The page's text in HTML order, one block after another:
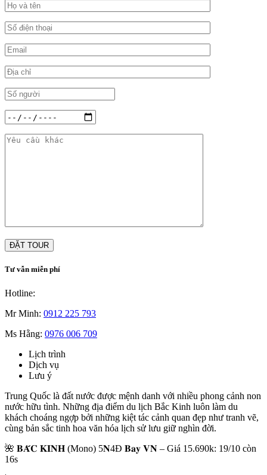
Tư vẫn miễn phí
Hotline:
Mr Minh: 0912 225 793
Ms Hằng: 0976 006 709
Lịch trình
Dịch vụ
Lưu ý
Trung Quốc là đất nước được mệnh danh với nhiều phong cảnh non
nước hữu tình. Những địa điểm du lịch Bắc Kinh luôn làm du
khách choáng ngợp bởi những kiệt tác cảnh quan đẹp như tranh vẽ,
cùng bản sắc tinh hoa văn hóa lịch sử lưu giữ nghìn đời.
🌺 𝐁𝐀̆́𝐂 𝐊𝐈𝐍𝐇 (Mono) 5𝐍4Đ 𝐁𝐚𝐲 𝐕𝐍 – Giá 15.690k: 19/10 còn
16s